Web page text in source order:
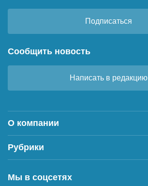
Подписаться
Сообщить новость
Написать в редакцию
О компании
Рубрики
Мы в соцсетях